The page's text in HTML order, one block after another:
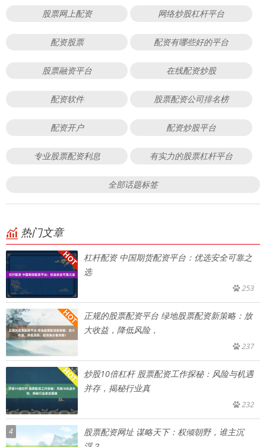
股票网上配资 网络炒股杠杆平台
配资股票 配资有哪些好的平台
股票融资平台 在线配资炒股
配资软件 股票配资公司排名榜
配资开户 配资炒股平台
专业股票配资利息 有实力的股票杠杆平台
全部话题标签
热门文章
杠杆配资 中国期货配资平台：优选安全可靠之
选
253
正规的股票配资平台 绿地股票配资新策略：放
大收益，降低风险，
237
炒股10倍杠杆 股票配资工作探秘：风险与机遇
并存，揭秘行业真
232
4
股票配资网址 谋略天下：权倾朝野，谁主沉